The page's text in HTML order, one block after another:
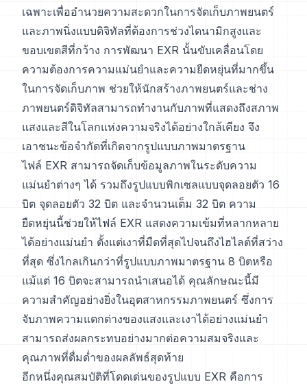
เฉพาะเพื่ออำนวยความสะดวกในการจัดเก็บภาพยนตร์
และภาพนิ่งแบบดิจิทัลที่ต้องการช่วงไดนามิกสูงและ
ขอบเขตสีที่กว้าง การพัฒนา EXR นั้นขับเคลื่อนโดย
ความต้องการความแม่นยำและความยืดหยุ่นที่มากขึ้น
ในการจัดเก็บภาพ ช่วยให้นักสร้างภาพยนตร์และช่าง
ภาพยนตร์ดิจิทัลสามารถทำงานกับภาพที่แสดงถึงสภาพ
แสงและสีในโลกแห่งความจริงได้อย่างใกล้เคียง จึง
เอาชนะข้อจำกัดที่เกิดจากรูปแบบภาพมาตรฐาน
ไฟล์ EXR สามารถจัดเก็บข้อมูลภาพในระดับความ
แม่นยำต่างๆ ได้ รวมถึงรูปแบบพิกเซลแบบจุดลอยตัว 16
บิต จุดลอยตัว 32 บิต และจำนวนเต็ม 32 บิต ความ
ยืดหยุ่นนี้ช่วยให้ไฟล์ EXR แสดงความเข้มที่หลากหลาย
ได้อย่างแม่นยำ ตั้งแต่เงาที่มืดที่สุดไปจนถึงไฮไลต์ที่สว่าง
ที่สุด ซึ่งไกลเกินกว่าที่รูปแบบภาพมาตรฐาน 8 บิตหรือ
แม้แต่ 16 บิตจะสามารถนำเสนอได้ คุณลักษณะนี้มี
ความสำคัญอย่างยิ่งในอุตสาหกรรมภาพยนตร์ ซึ่งการ
จับภาพความแตกต่างของแสงและเงาได้อย่างแม่นยำ
สามารถส่งผลกระทบอย่างมากต่อความสมจริงและ
คุณภาพที่ดื่มด่ำของผลลัพธ์สุดท้าย
อีกหนึ่งคุณสมบัติที่โดดเด่นของรูปแบบ EXR คือการ